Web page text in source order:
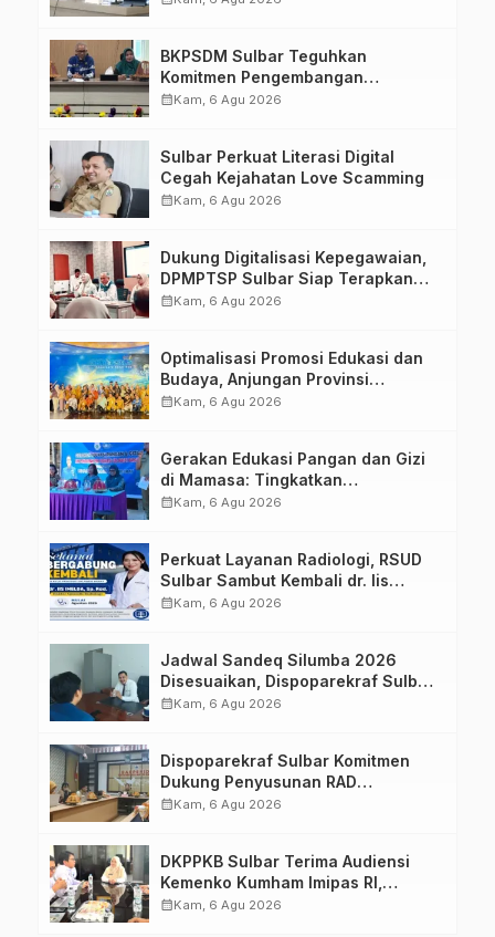
BKPSDM Sulbar Teguhkan
Komitmen Pengembangan
Kompetensi ASN melalui
calendar_monthKam, 6 Agu 2026
Sulbar Perkuat Literasi Digital
Cegah Kejahatan Love Scamming
calendar_monthKam, 6 Agu 2026
Dukung Digitalisasi Kepegawaian,
DPMPTSP Sulbar Siap Terapkan
Aplikasi FLEKSI ASN
calendar_monthKam, 6 Agu 2026
Optimalisasi Promosi Edukasi dan
Budaya, Anjungan Provinsi
Sulawesi Barat Perkuat Kolaborasi
calendar_monthKam, 6 Agu 2026
Gerakan Edukasi Pangan dan Gizi
di Mamasa: Tingkatkan
Pengetahuan dan Keterampilan
calendar_monthKam, 6 Agu 2026
Perkuat Layanan Radiologi, RSUD
Sulbar Sambut Kembali dr. Iis
Imelda, Sp.Rad
calendar_monthKam, 6 Agu 2026
Jadwal Sandeq Silumba 2026
Disesuaikan, Dispoparekraf Sulbar
Pastikan Persiapan Tetap
calendar_monthKam, 6 Agu 2026
Dispoparekraf Sulbar Komitmen
Dukung Penyusunan RAD
TPB/SDGs Sulawesi Barat
calendar_monthKam, 6 Agu 2026
DKPPKB Sulbar Terima Audiensi
Kemenko Kumham Imipas RI,
Perkuat Pelayanan Kesehatan bagi
calendar_monthKam, 6 Agu 2026